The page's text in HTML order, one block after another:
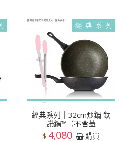
經典系列｜32cm炒鍋 鈦
讚鍋™（不含蓋
$ 4,080 購買